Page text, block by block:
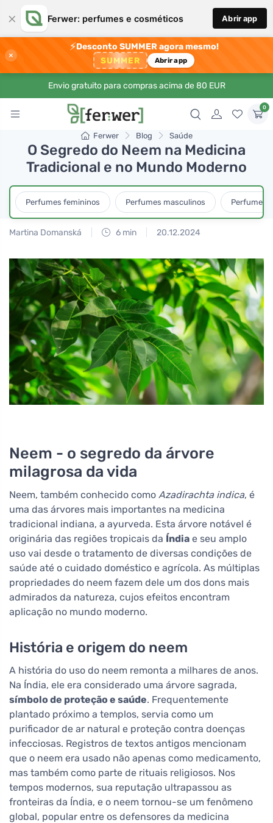
× Ferwer: perfumes e cosméticos Abrir app
×
⚡Desconto SUMMER agora mesmo!
SUMMER Abrir app
Envio gratuito para compras acima de 80 EUR
0
Ferwer Blog Saúde
O Segredo do Neem na Medicina
Tradicional e no Mundo Moderno
Perfumes femininos Perfumes masculinos Perfumes
Martina Domanská 6 min 20.12.2024
Neem - o segredo da árvore
milagrosa da vida
Neem, também conhecido como Azadirachta indica, é
uma das árvores mais importantes na medicina
tradicional indiana, a ayurveda. Esta árvore notável é
originária das regiões tropicais da Índia e seu amplo
uso vai desde o tratamento de diversas condições de
saúde até o cuidado doméstico e agrícola. As múltiplas
propriedades do neem fazem dele um dos dons mais
admirados da natureza, cujos efeitos encontram
aplicação no mundo moderno.
História e origem do neem
A história do uso do neem remonta a milhares de anos.
Na Índia, ele era considerado uma árvore sagrada,
símbolo de proteção e saúde. Frequentemente
plantado próximo a templos, servia como um
purificador de ar natural e proteção contra doenças
infecciosas. Registros de textos antigos mencionam
que o neem era usado não apenas como medicamento,
mas também como parte de rituais religiosos. Nos
tempos modernos, sua reputação ultrapassou as
fronteiras da Índia, e o neem tornou-se um fenômeno
global, popular entre os defensores da medicina